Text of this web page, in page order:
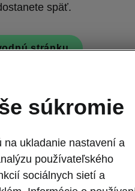
späť.
stránku
Škoda Kodiaq
súkromie
na ukladanie nastavení a
používateľského
sociálnych sietí a